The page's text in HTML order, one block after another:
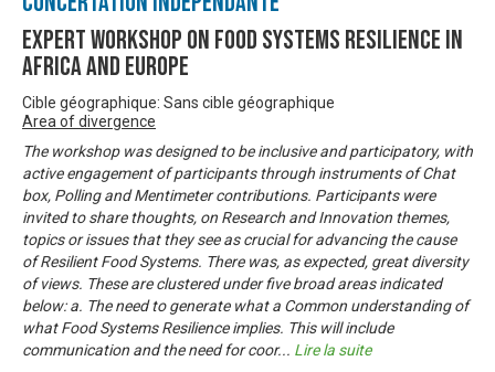
Expert Workshop on Food Systems Resilience in
Africa and Europe
Cible géographique: Sans cible géographique
Area of divergence
The workshop was designed to be inclusive and participatory, with
active engagement of participants through instruments of Chat
box, Polling and Mentimeter contributions. Participants were
invited to share thoughts, on Research and Innovation themes,
topics or issues that they see as crucial for advancing the cause
of Resilient Food Systems. There was, as expected, great diversity
of views. These are clustered under five broad areas indicated
below: a. The need to generate what a Common understanding of
what Food Systems Resilience implies. This will include
communication and the need for coor... Lire la suite